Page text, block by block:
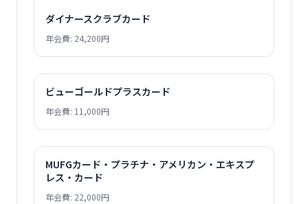
ダイナースクラブカード
年会費: 24,200円
ビューゴールドプラスカード
年会費: 11,000円
MUFGカード・プラチナ・アメリカン・エキスプ
レス・カード
年会費: 22,000円